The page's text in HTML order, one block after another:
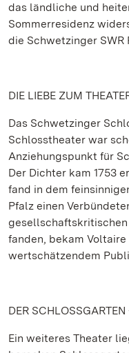
das ländliche und
Sommerresidenz
die Schwetzinger
DIE LIEBE ZUM
Das Schwetzinger
Schlosstheater war
Anziehungspunkt für
Der Dichter kam 1753
fand in dem
Pfalz einen
fanden, bekam
wertschätzendem
DER
Ein weiteres Theater